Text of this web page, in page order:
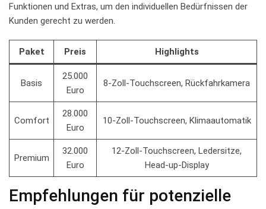
Funktionen und Extras, um den individuellen Bedürfnissen der‍
Kunden gerecht ‍zu werden.
Paket Preis Highlights
Basis
25.000
Euro
8-Zoll-Touchscreen, Rückfahrkamera
Comfort
28.000
Euro
10-Zoll-Touchscreen, ⁣Klimaautomatik
Premium
32.000
Euro
12-Zoll-Touchscreen, Ledersitze,
Head-up-Display
Empfehlungen für ‌potenzielle